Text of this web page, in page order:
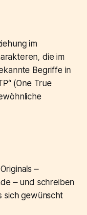
im
die im
Begriffe in
(One True
–
– und schreiben
sich gewünscht